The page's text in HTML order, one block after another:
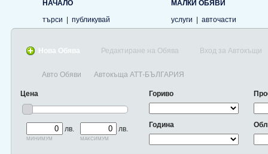
НАЧАЛО
търси
публикувай
МАЛКИ ОБЯВИ
услуги
авточасти
Нова Обява Редактиране на Обява Вход за Автокъщи
Авто Обяви Автокъща АТТ-БЪЛГАРИЯ
Цена
лв.
минимум
лв.
максимум
Гориво
Година